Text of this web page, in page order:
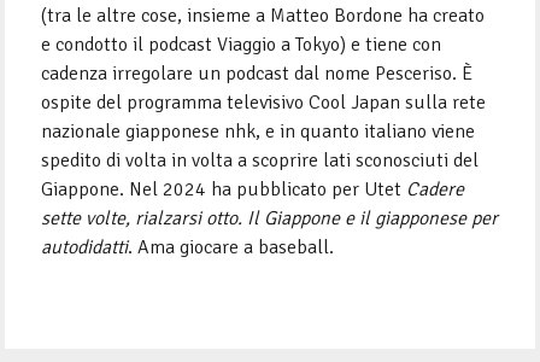
(tra le altre cose, insieme a Matteo Bordone ha creato
e condotto il podcast Viaggio a Tokyo) e tiene con
cadenza irregolare un podcast dal nome Pesceriso. È
ospite del programma televisivo Cool Japan sulla rete
nazionale giapponese nhk, e in quanto italiano viene
spedito di volta in volta a scoprire lati sconosciuti del
Giappone. Nel 2024 ha pubblicato per Utet Cadere
sette volte, rialzarsi otto. Il Giappone e il giapponese per
autodidatti. Ama giocare a baseball.